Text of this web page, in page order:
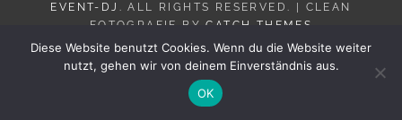
EVENT-DJ . ALL RIGHTS RESERVED. | CLEAN
FOTOGRAFIE BYCATCH THEMES
Diese Website benutzt Cookies. Wenn du die Website weiter
nutzt, gehen wir von deinem Einverständnis aus.
OK